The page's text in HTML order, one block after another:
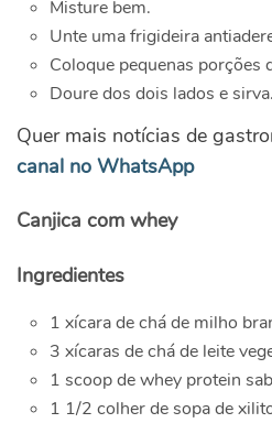
Misture bem.
Unte uma frigideira
Coloque pequenas porções
Doure dos dois lados e sirva.
Quer mais notícias de
canal no WhatsApp
Canjica com whey
Ingredientes
1 xícara de chá de milho
3 xícaras de chá de leite
1 scoop de whey protein
1 1/2 colher de sopa de